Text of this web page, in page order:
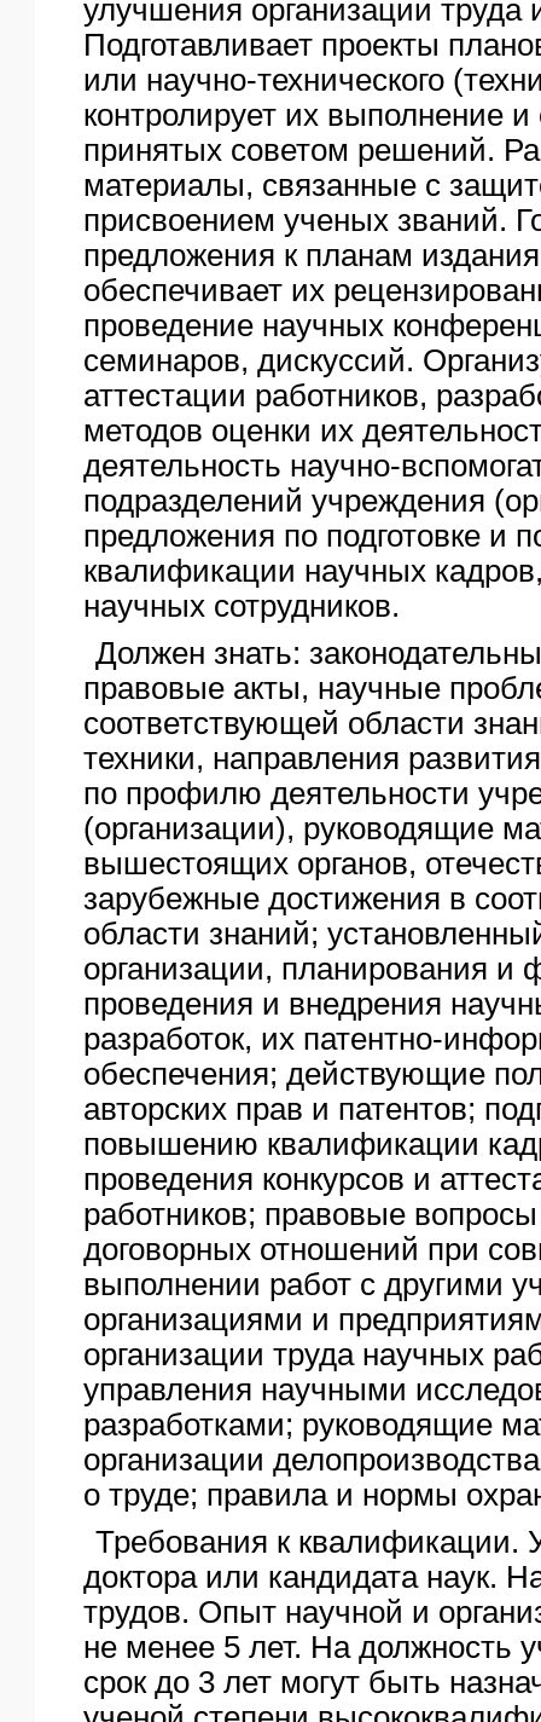
улучшения организации труда
Подготавливает проекты
или научно-технического
контролирует их выполнение
принятых советом решений.
материалы, связанные с
присвоением ученых званий.
предложения к планам
обеспечивает их
проведение научных
семинаров, дискуссий.
аттестации работников,
методов оценки их
деятельность научно-
подразделений учреждения
предложения по подготовке и
квалификации научных
научных сотрудников.
Должен знать:
правовые акты, научные
соответствующей области
техники, направления
по профилю деятельности
(организации), руководящие
вышестоящих органов,
зарубежные достижения в
области знаний;
организации, планирования и
проведения и внедрения
разработок, их патентно-
обеспечения; действующие
авторских прав и патентов;
повышению квалификации
проведения конкурсов и
работников; правовые
договорных отношений при
выполнении работ с другими
организациями и
организации труда научных
управления научными
разработками; руководящие
организации
о труде; правила и нормы
Требования к квалификации.
доктора или кандидата наук.
трудов. Опыт научной и
не менее 5 лет. На должность
срок до 3 лет могут быть